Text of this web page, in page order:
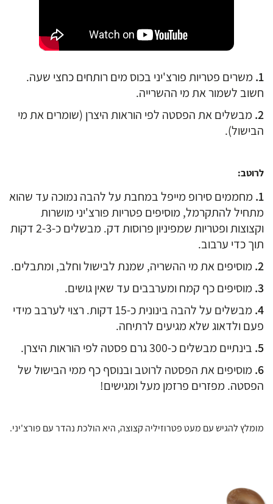
משרים פטריות פורצ'יני בכוס מים רותחים כחצי שעה.
חשוב לשמור את מי ההשרייה.
מבשלים את הפסטה לפי הוראות היצרן (שומרים את מי
הבישול).
לרוטב:
מחממים סירופ מייפל במחבת על להבה נמוכה עד שהוא
מתחיל להתקרמל, מוסיפים פטריות פורצ'יני מושרות
וקצוצות ופטריות שמפיניון פרוסות דק. מבשלים כ-2-3 דקות
תוך כדי ערבוב.
מוסיפים את מי ההשריה, שמנת לבישול וחלב, ומתבלים.
מוסיפים כף קמח ומערבבים עד שאין גושים.
מבשלים על להבה בינונית כ-15 דקות. רצוי לערבב מידי
פעם ולדאוג שלא מגיעים לרתיחה.
בינתיים מבשלים כ-300 גרם פסטה לפי הוראות היצרן.
מוסיפים את הפסטה לרוטב ובנוסף כף ממי הבישול של
הפסטה. מפזרים פרזמן מעל ומגישים!
מומלץ להגיש עם מעט פטרוזיליה קצוצה, היא הולכת נהדר עם פורצ'יני.